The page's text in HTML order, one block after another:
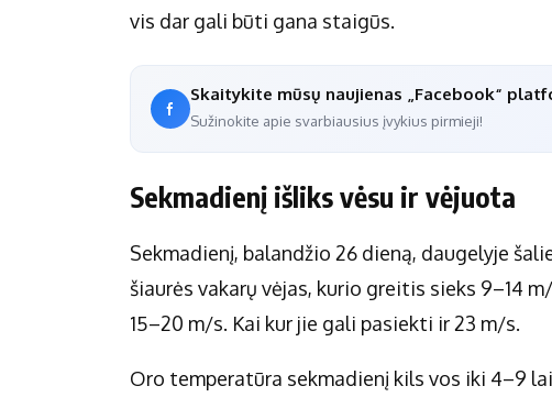
vis dar gali būti gana staigūs.
Skaitykite mūsų naujienas „Facebook“
Sužinokite apie svarbiausius įvykius pirmieji!
Sekmadienį išliks vėsu ir vėjuota
Sekmadienį, balandžio 26 dieną, daugelyje
šiaurės vakarų vėjas, kurio greitis sieks 9–14
15–20 m/s. Kai kur jie gali pasiekti ir 23 m/s.
Oro temperatūra sekmadienį kils vos iki 4–9